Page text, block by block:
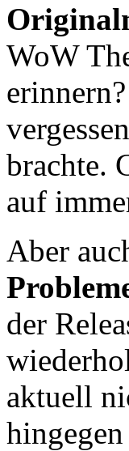
WoW
brachte.
auf
Aber
der
aktuell